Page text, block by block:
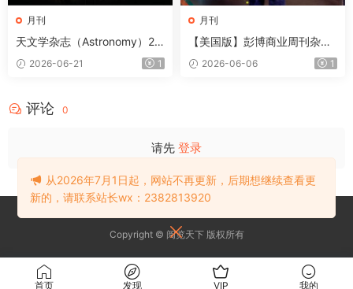
月刊
天文学杂志（Astronomy）20
26年8月
2026-06-21 1
月刊
【美国版】彭博商业周刊杂志
（Bloomberg Businesswee
k）2026年6月
2026-06-06 1
评论 0
请先 登录
Copyright © 阅览天下 版权所有
首页 发现 VIP 我的
从2026年7月1日起，网站不再更新，后期想继续查看更
新的，请联系站长wx：2382813920